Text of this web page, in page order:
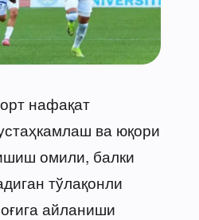
нафақат
ва юқори
омили, балки
тўлақонли
айланиши